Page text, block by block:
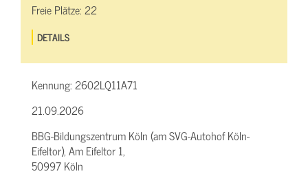
Freie Plätze:22
DETAILS
Kennung:2602LQ11A71
21.09.2026
BBG-Bildungszentrum Köln (am SVG-Autohof Köln-
Eifeltor), Am Eifeltor 1,
50997 Köln